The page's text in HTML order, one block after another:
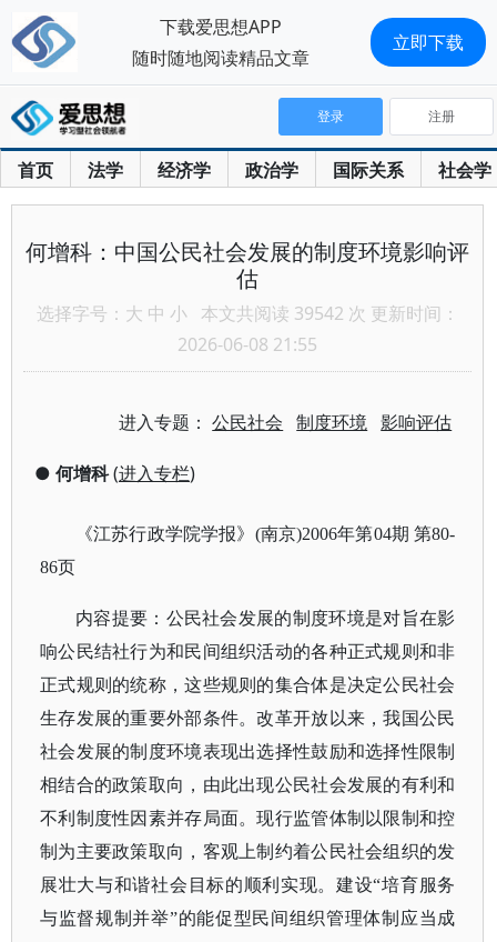
首页 法学 经济学 政治学 国际关系 社会学
登录 注册
何增科：中国公民社会发展的制度环境影响评
估
选择字号： 大 中 小 本文共阅读 39542 次 更新时间：
2026-06-08 21:55
进入专题：公民社会 制度环境 影响评估
● 何增科(进入专栏)
《江苏行政学院学报》 (南京)2006年第04期 第80-
86页
内容提要：公民社会发展的制度环境是对旨在影
响公民结社行为和民间组织活动的各种正式规则和非
正式规则的统称，这些规则的集合体是决定公民社会
生存发展的重要外部条件。改革开放以来，我国公民
社会发展的制度环境表现出选择性鼓励和选择性限制
相结合的政策取向，由此出现公民社会发展的有利和
不利制度性因素并存局面。现行监管体制以限制和控
制为主要政策取向，客观上制约着公民社会组织的发
展壮大与和谐社会目标的顺利实现。建设“培育服务
与监督规制并举”的能促型民间组织管理体制应当成
下载爱思想APP
随时随地阅读精品文章
立即下载